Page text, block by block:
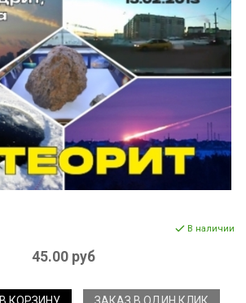
В наличии
45.00 руб